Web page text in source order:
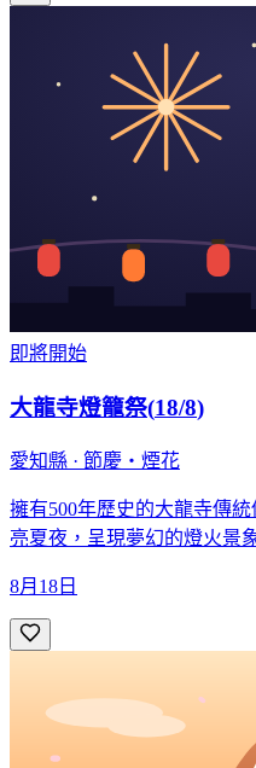
即將開始
大龍寺燈籠祭(18/8)
愛知縣 · 節慶・煙花
擁有500年歷史的大龍寺傳
亮夏夜，呈現夢幻的燈火景
8月18日